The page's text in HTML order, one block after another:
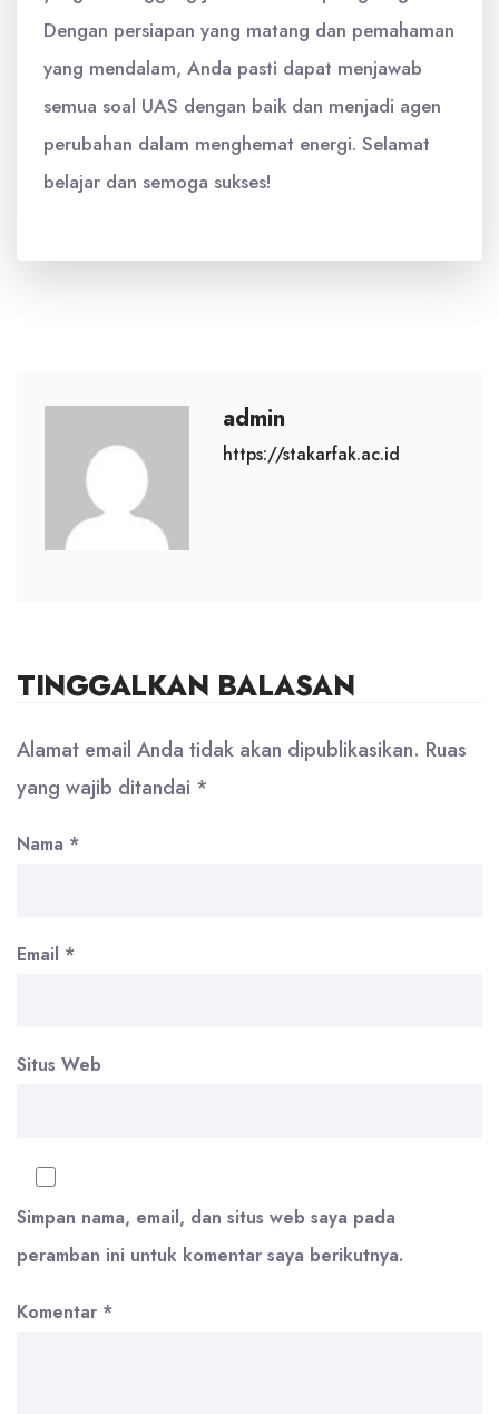
Dengan persiapan yang matang dan pemahaman
yang mendalam, Anda pasti dapat menjawab
semua soal UAS dengan baik dan menjadi agen
perubahan dalam menghemat energi. Selamat
belajar dan semoga sukses!
admin
https://stakarfak.ac.id
TINGGALKAN BALASAN
Alamat email Anda tidak akan dipublikasikan. Ruas
yang wajib ditandai *
Nama *
Email *
Situs Web
Simpan nama, email, dan situs web saya pada
peramban ini untuk komentar saya berikutnya.
Komentar *